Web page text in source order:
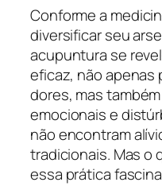
Conforme a
diversificar seu
acupuntura se
eficaz, não apenas
dores, mas
emocionais e
não encontram
tradicionais. Mas o
essa prática